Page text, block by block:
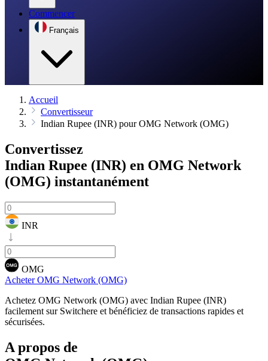
Commencer
Français
Accueil
Convertisseur
Indian Rupee (INR) pour OMG Network (OMG)
Convertissez
Indian Rupee (INR) en OMG Network
(OMG) instantanément
INR
OMG
Acheter OMG Network (OMG)
Achetez OMG Network (OMG) avec Indian Rupee (INR)
facilement sur Switchere et bénéficiez de transactions rapides et
sécurisées.
A propos de